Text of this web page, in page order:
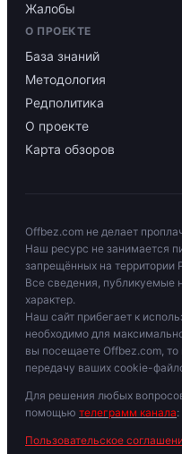
Жалобы
О ПРОЕКТЕ
База знаний
Методология
Редполитика
О проекте
Карта обзоров
Offbez.com не делает
Наш ресурс не занимается
запрещённых на территории
Все сведения, публикуемые
характер.
Наш сайт прибегает к
необходимо для
вы посещаете Offbez.com,
передачу ваших cookie-
Для решения любых
помощью телеграмм канала
Пользовательское